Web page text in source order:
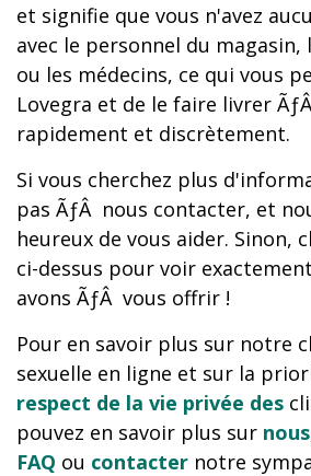
et signifie que vous n'avez
avec le personnel du magasin,
ou les médecins, ce qui vous
Lovegra et de le faire livrer
rapidement et discrètement.
Si vous cherchez plus
pas ÃƒÂ nous contacter, et
heureux de vous aider. Sinon,
ci-dessus pour voir
avons ÃƒÂ vous offrir !
Pour en savoir plus sur notre
sexuelle en ligne et sur la
respect de la vie privée des
pouvez en savoir plus sur nous
FAQ ou contacter notre